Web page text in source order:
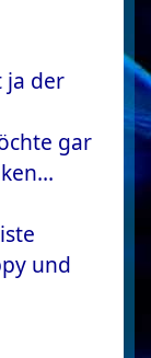
ja der
gar
und